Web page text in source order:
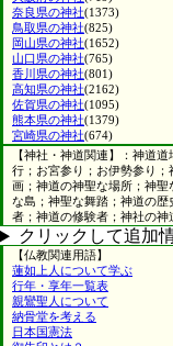
奈良県の神社(1373)
鳥取県の神社(825)
岡山県の神社(1652)
山口県の神社(765)
香川県の神社(801)
高知県の神社(2162)
佐賀県の神社(1095)
熊本県の神社(1379)
宮崎県の神社(674)
【神社・神道関連】：神道
行；お宮参り；お伊勢参り
画；神道の神聖な場所；神
な島；神聖な舞踏；神道の
者；神道の修験者；神社の
クリックして追加
【仏教関連用語】
蓮如上人について学ぶ
行年・享年一覧表
親鸞聖人について
納骨堂を考える
日本国憲法